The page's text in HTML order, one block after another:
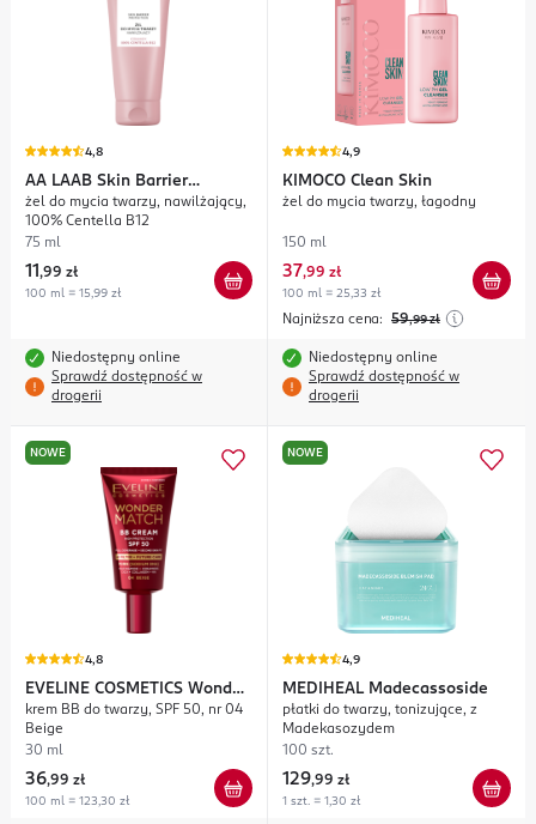
4,8
AA LAAB Skin Barrier
Protection
żel do mycia twarzy, nawilżający,
100% Centella B12
75 ml
11,99 zł
100 ml = 15,99 zł
Niedostępny online
Sprawdź dostępność w
drogerii
4,9
KIMOCO Clean Skin
żel do mycia twarzy, łagodny
150 ml
37,99 zł
100 ml = 25,33 zł
Najniższa cena: 59,99 zł
Niedostępny online
Sprawdź dostępność w
drogerii
NOWE
4,8
EVELINE COSMETICS Wonder
Match
krem BB do twarzy, SPF 50, nr 04
Beige
30 ml
36,99 zł
100 ml = 123,30 zł
NOWE
4,9
MEDIHEAL Madecassoside
płatki do twarzy, tonizujące, z
Madekasozydem
100 szt.
129,99 zł
1 szt. = 1,30 zł